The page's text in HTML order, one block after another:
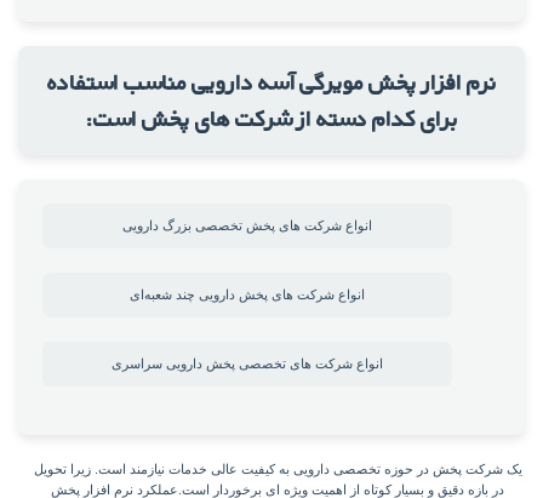
نرم افزار پخش مویرگی آسه دارویی مناسب استفاده
برای کدام دسته از شرکت های پخش است:
انواع شرکت های پخش تخصصی بزرگ دارویی
انواع شرکت های پخش دارویی چند شعبه‌ای
انواع شرکت های تخصصی پخش دارویی سراسری
یک شرکت پخش در حوزه تخصصی دارویی به کیفیت عالی خدمات نیازمند است. زیرا تحویل
در بازه دقیق و بسیار کوتاه از اهمیت ویژه ای برخوردار است.عملکرد نرم افزار پخش